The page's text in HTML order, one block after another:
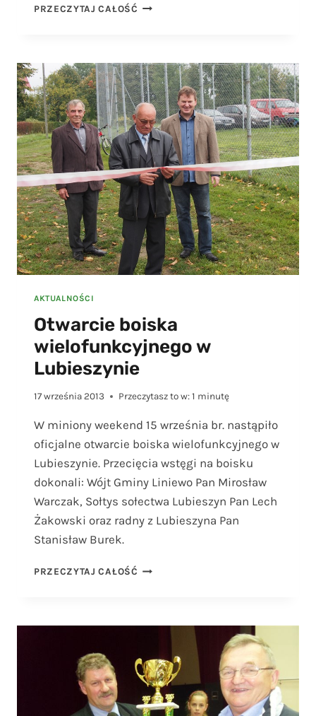
PRZECZYTAJ CAŁOŚĆ HARMONOGRAM
LINIEWO
AKTUALNOŚCI
Otwarcie boiska
wielofunkcyjnego w
Lubieszynie
17 września 2013 Przeczytasz to w: 1 minutę
W miniony weekend 15 września br. nastąpiło
oficjalne otwarcie boiska wielofunkcyjnego w
Lubieszynie. Przecięcia wstęgi na boisku
dokonali: Wójt Gminy Liniewo Pan Mirosław
Warczak, Sołtys sołectwa Lubieszyn Pan Lech
Żakowski oraz radny z Lubieszyna Pan
Stanisław Burek.
PRZECZYTAJ CAŁOŚĆ OTWARCIE
LUBIESZYNIE